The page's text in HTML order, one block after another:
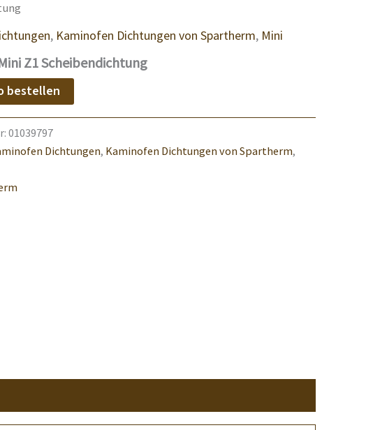
, Kaminofen Dichtungen von Spartherm, Mini
Z1 Scheibendichtung
bestellen
01039797
Dichtungen, Kaminofen Dichtungen von Spartherm,